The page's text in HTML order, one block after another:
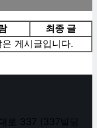
최종 글
게시글입니다.
로 337 (337빌딩